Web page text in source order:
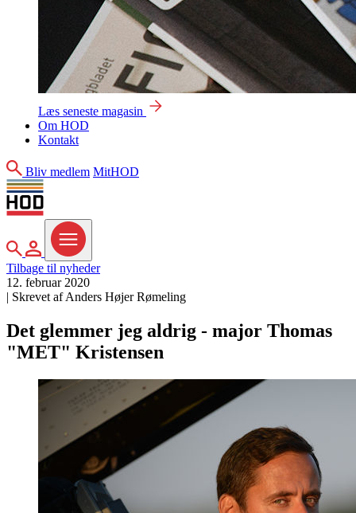
Læs seneste magasin
Om HOD
Kontakt
Søg
Bliv medlem MitHOD
MitHOD
Menu
Tilbage til nyheder
12. februar 2020
| Skrevet af Anders Højer Rømeling
Det glemmer jeg aldrig - major Thomas
"MET" Kristensen